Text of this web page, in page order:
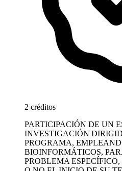
2 créditos
PARTICIPACIÓN DE UN
INVESTIGACIÓN
PROGRAMA,
BIOINFORMÁTICOS,
PROBLEMA